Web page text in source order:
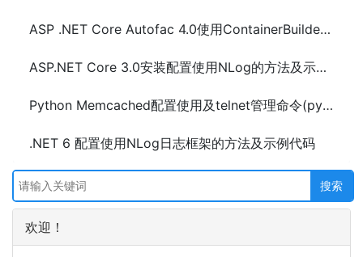
ASP .NET Core Autofac 4.0使用ContainerBuilder(Populate)配置和示例代码
ASP.NET Core 3.0安装配置使用NLog的方法及示例代码
Python Memcached配置使用及telnet管理命令(pymemcache)
.NET 6 配置使用NLog日志框架的方法及示例代码
欢迎！